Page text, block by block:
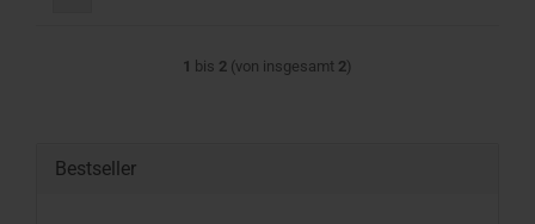
1 bis 2 (von insgesamt 2)
Bestseller